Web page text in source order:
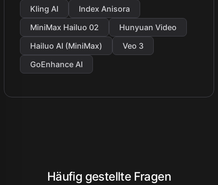
Kling AI
Index Anisora
MiniMax Hailuo 02
Hunyuan Video
Hailuo AI (MiniMax)
Veo 3
GoEnhance AI
Häufig gestellte Fragen